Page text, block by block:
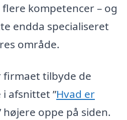
kompetencer – og
endda specialiseret
område.
firmaet tilbyde de
afsnittet ”Hvad er
højere oppe på siden.